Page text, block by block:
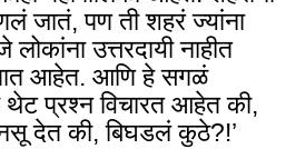
जातं, पण ती शहरं ज्यांना
लोकांना उत्तरदायी नाहीत
आहेत. आणि हे सगळं
प्रश्न विचारत आहेत की,
देत की, बिघडलं कुठे?!’